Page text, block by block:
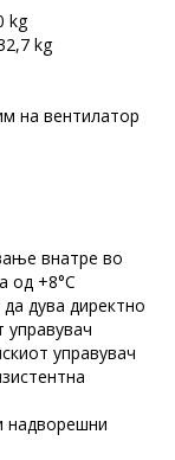
kg
kg
на вентилатор
внатре во
од +8°C
дува директно
управувач
управувач
надворешни